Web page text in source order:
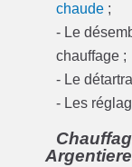
chaude ;
- Le
chauffage ;
- Le
- Les